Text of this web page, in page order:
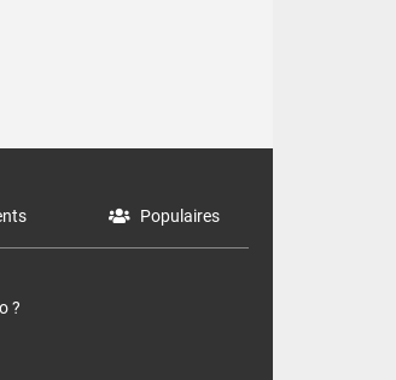
Populaires
?